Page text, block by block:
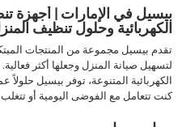
بيسيل في الإمارات | أجهزة
الكهربائية وحلول تنظيف
تقدم بيسيل مجموعة من المنتجات
لتسهيل صيانة المنزل وجعلها أكثر
الكهربائية المتنوعة، توفر بيسيل
كنت تتعامل مع الفوضى اليومية أو